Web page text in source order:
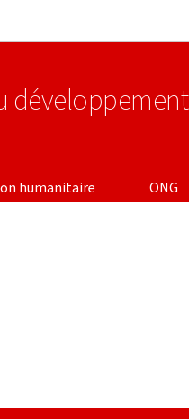
développement
humanitaire ONG